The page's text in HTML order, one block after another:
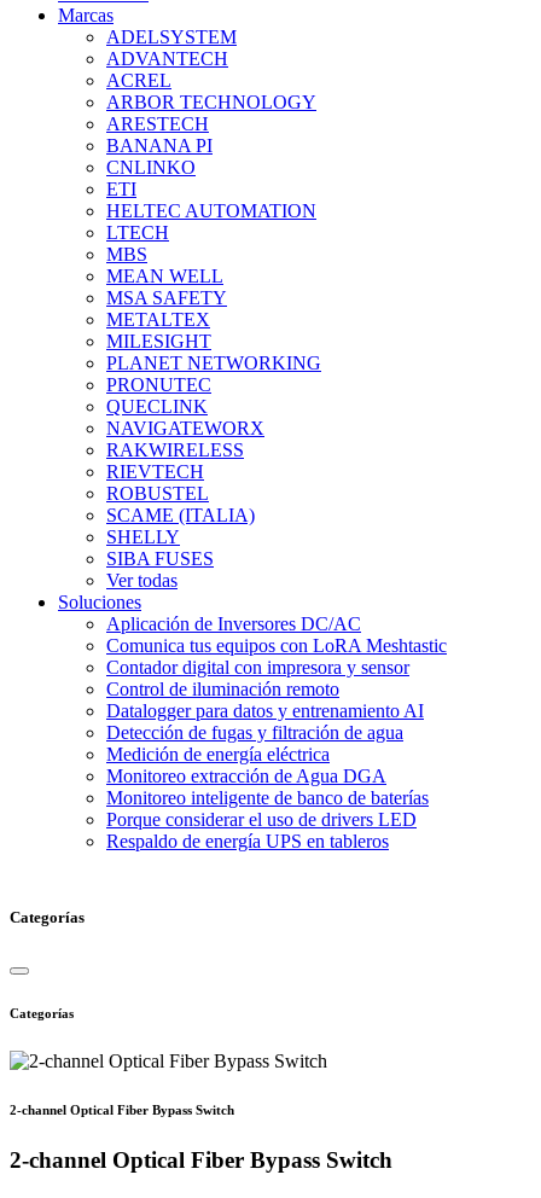
Marcas
ADELSYSTEM
ADVANTECH
ACREL
ARBOR TECHNOLOGY
ARESTECH
BANANA PI
CNLINKO
ETI
HELTEC AUTOMATION
LTECH
MBS
MEAN WELL
MSA SAFETY
METALTEX
MILESIGHT
PLANET NETWORKING
PRONUTEC
QUECLINK
NAVIGATEWORX
RAKWIRELESS
RIEVTECH
ROBUSTEL
SCAME (ITALIA)
SHELLY
SIBA FUSES
Ver todas
Soluciones
Aplicación de Inversores DC/AC
Comunica tus equipos con LoRA Meshtastic
Contador digital con impresora y sensor
Control de iluminación remoto
Datalogger para datos y entrenamiento AI
Detección de fugas y filtración de agua
Medición de energía eléctrica
Monitoreo extracción de Agua DGA
Monitoreo inteligente de banco de baterías
Porque considerar el uso de drivers LED
Respaldo de energía UPS en tableros
Categorías
Categorías
2-channel Optical Fiber Bypass Switch
2-channel Optical Fiber Bypass Switch